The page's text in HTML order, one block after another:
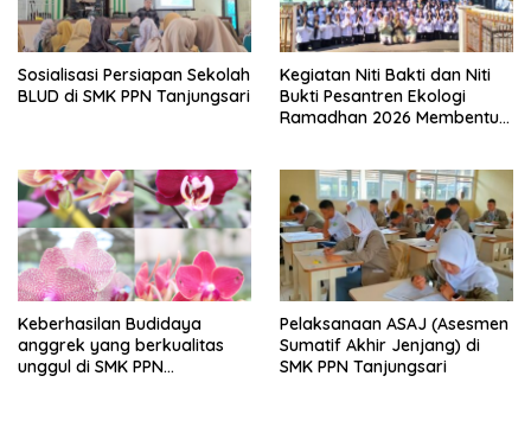
Sosialisasi Persiapan Sekolah
BLUD di SMK PPN Tanjungsari
Kegiatan Niti Bakti dan Niti
Bukti Pesantren Ekologi
Ramadhan 2026 Membentuk
SMK PPN Tanjungsari
Keberhasilan Budidaya
anggrek yang berkualitas
unggul di SMK PPN
Pelaksanaan ASAJ (Asesmen
Sumatif Akhir Jenjang) di
SMK PPN Tanjungsari